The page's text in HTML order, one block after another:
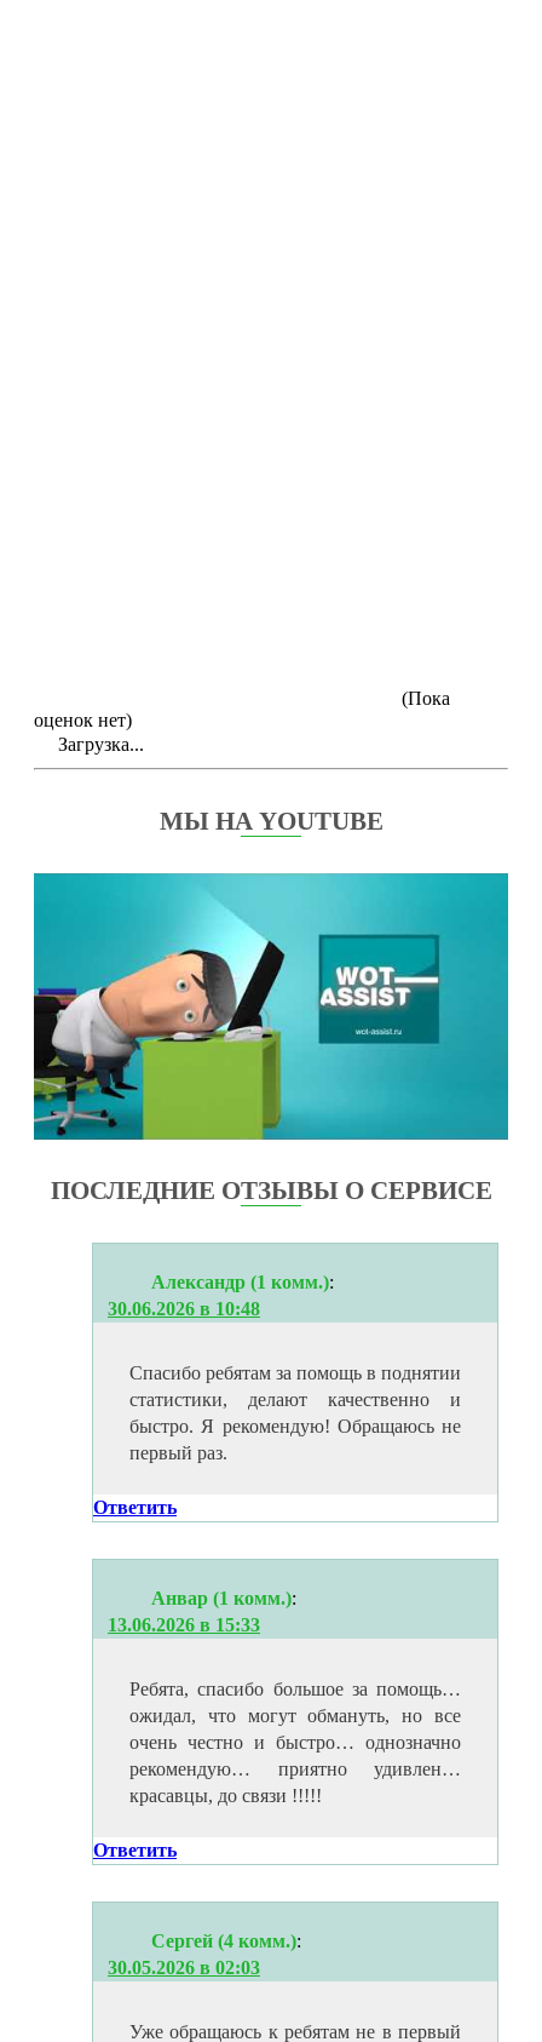
(Пока
оценок нет)
Загрузка...
МЫ НА YOUTUBE
ПОСЛЕДНИЕ ОТЗЫВЫ О СЕРВИСЕ
Александр (1 комм.):
30.06.2026 в 10:48
Спасибо ребятам за помощь в поднятии
статистики, делают качественно и
быстро. Я рекомендую! Обращаюсь не
первый раз.
Ответить
Анвар (1 комм.):
13.06.2026 в 15:33
Ребята, спасибо большое за помощь…
ожидал, что могут обмануть, но все
очень честно и быстро… однозначно
рекомендую… приятно удивлен…
красавцы, до связи !!!!!
Ответить
Сергей (4 комм.):
30.05.2026 в 02:03
Уже обращаюсь к ребятам не в первый